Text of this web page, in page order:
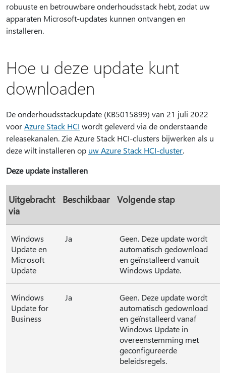
robuuste en betrouwbare onderhoudsstack hebt, zodat uw
apparaten Microsoft-updates kunnen ontvangen en
installeren.
Hoe u deze update kunt
downloaden
De onderhoudsstackupdate (KB5015899) van 21 juli 2022
voorAzure Stack HCI wordt geleverd via de onderstaande
releasekanalen. Zie Azure Stack HCI-clusters bijwerken als u
deze wilt installeren op uw Azure Stack HCI-cluster.
Deze update installeren
Uitgebracht
via
Beschikbaar Volgende stap
Windows
Update en
Microsoft
Update
Ja
Geen. Deze update wordt
automatisch gedownload
en geïnstalleerd vanuit
Windows Update.
Windows
Update for
Business
Ja
Geen. Deze update wordt
automatisch gedownload
en geïnstalleerd vanaf
Windows Update in
overeenstemming met
geconfigureerde
beleidsregels.